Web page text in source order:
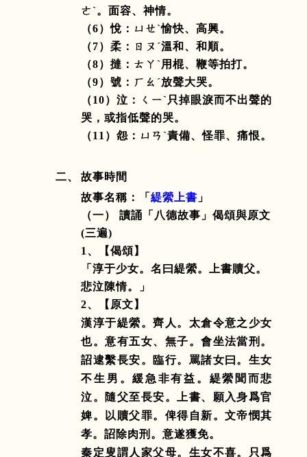
ㄜˋ。面容、神情。
（6）悅：ㄩㄝˋ愉快、高興。
（7）柔：ㄖㄡˊ溫和、和順。
（8）撻：ㄊㄚˋ用棍、鞭等拍打。
（9）號：ㄏㄠˊ放聲大哭。
（10）泣：ㄑㄧˋ只掉眼淚而不出聲的
哭，或指低聲的哭。
（11 ）怨：ㄩㄢˋ責備、怪罪、痛恨。
二、
故事時間
故事名稱：「緹縈上書 」
（一） 讀誦「八德故事」偈頌與原文
(三遍)
1 、【偈頌】
「淳于少女。名曰緹縈。上書贖父。
悲泣陳情。」
2、【原文】
漢淳于緹縈。齊人。太倉令意之少女
也。意有五女、無子。會坐法當刑。
詔逮繫長安。臨行。罵諸女曰。生女
不生男。緩急非有益。緹縈聞而悲
泣。隨父至長安。上書、願入身爲官
婢。以贖父罪。俾得自新。文帝憫其
孝。詔除肉刑。意遂獲免。
秦定叟謂人家父母。生女不喜。只爲